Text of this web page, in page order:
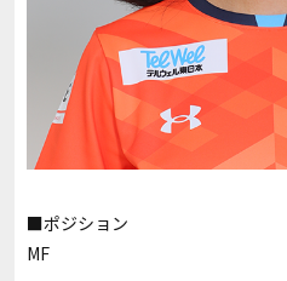
■ポジション
MF